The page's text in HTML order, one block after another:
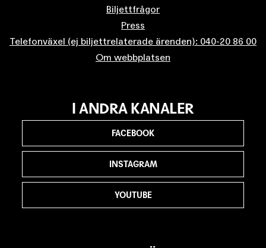
Biljettfrågor
Press
Telefonväxel (ej biljettrelaterade ärenden): 040-20 86 00
Om webbplatsen
I ANDRA KANALER
FACEBOOK
INSTAGRAM
YOUTUBE